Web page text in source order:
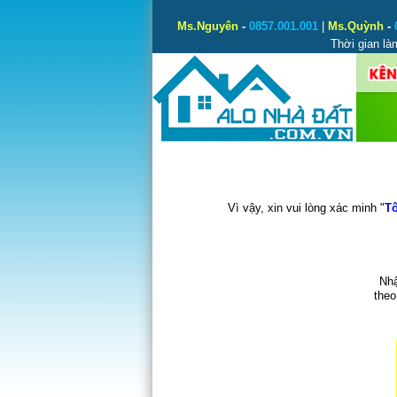
Ms.Nguyên- 0857.001.001| Ms.Quỳnh-
Thời gian
Vì vậy, xin vui lòng xác minh "